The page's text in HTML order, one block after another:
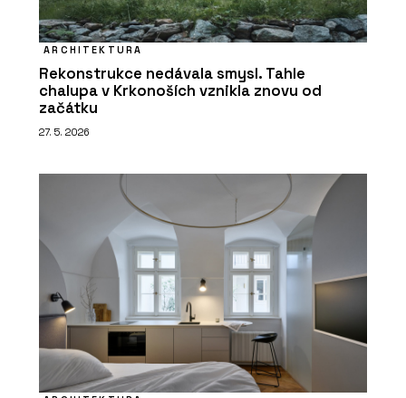
ARCHITEKTURA
Rekonstrukce nedávala smysl. Tahle
chalupa v Krkonoších vznikla znovu od
začátku
27. 5. 2026